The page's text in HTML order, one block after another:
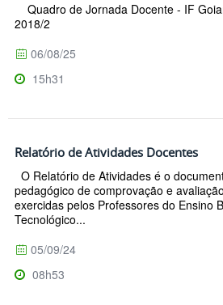
Quadro de Jornada Docente - IF
2018/2
06/08/25
15h31
Relatório de Atividades Docentes
O Relatório de Atividades é o
pedagógico de comprovação e
exercidas pelos Professores do Ensino
Tecnológico...
05/09/24
08h53